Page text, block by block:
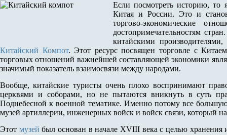
Если посмотреть историю, то
Китая и России. Это и
торгово-экономические
достопримечательностям
китайскими
Китайский Компот. Этот ресурс посвящен торговле с
торговых отношений важнейшей составляющей экономики
значимый показатель взаимосвязи между народами.
Вообще, китайские туристы очень плохо воспринимают
церквями и соборами, но не пытаются вникнуть в суть
Поднебесной к военной тематике. Именно потому все
музей артиллерии, инженерных войск и войск связи, который
Этот музей был основан в начале XVIII века с целью хранения